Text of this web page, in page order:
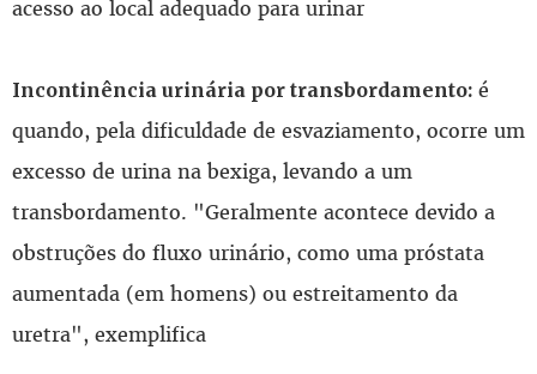
acesso ao local adequado para urinar
Incontinência urinária por transbordamento: é
quando, pela dificuldade de esvaziamento, ocorre um
excesso de urina na bexiga, levando a um
transbordamento. "Geralmente acontece devido a
obstruções do fluxo urinário, como uma próstata
aumentada (em homens) ou estreitamento da
uretra", exemplifica